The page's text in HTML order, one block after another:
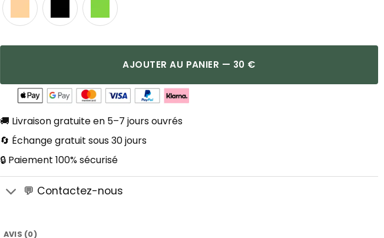
AJOUTER AU PANIER — 30 €
🚚 Livraison gratuite en 5–7 jours ouvrés
🔄 Échange gratuit sous 30 jours
🔒 Paiement 100% sécurisé
💬 Contactez-nous
AVIS (0)